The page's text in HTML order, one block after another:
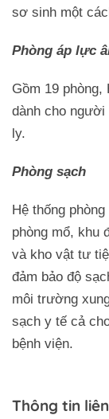
sơ sinh một
Phòng áp lực
Gồm 19
dành cho người
ly.
Phòng sạch
Hệ thống
phòng mổ, khu
và kho vật tư
đảm bảo độ
môi trường
sạch y tế cả
bệnh viện.
Thông tin